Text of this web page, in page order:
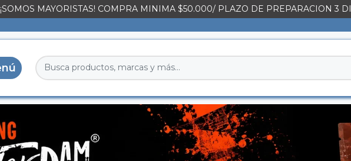
¡SOMOS MAYORISTAS! COMPRA MINIMA $50.000/ PLAZO DE PREPARACION 3